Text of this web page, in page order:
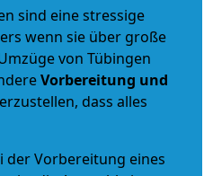
sind eine stressige
wenn sie über große
von Tübingen
Vorbereitung und
dass alles
der Vorbereitung eines